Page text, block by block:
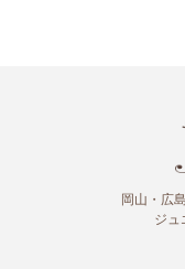
岡山・広
ジュ